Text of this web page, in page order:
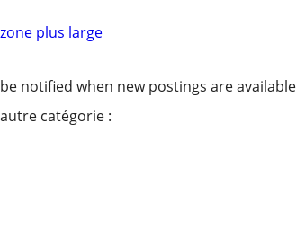
plus large
notified when new postings are available
catégorie :